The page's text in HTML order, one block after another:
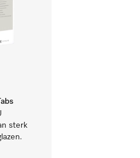
sterk